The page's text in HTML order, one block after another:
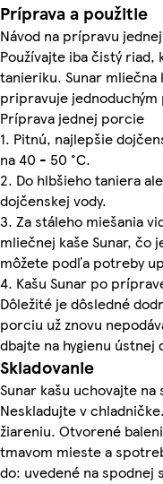
Príprava a použitie
Návod na prípravu
Používajte iba čistý
tanieriku. Sunar mliečna
pripravuje jednoduchým
Príprava jednej porcie
1. Pitnú, najlepšie
na 40 - 50 °C.
2. Do hlbšieho taniera
dojčenskej vody.
3. Za stáleho miešania
mliečnej kaše Sunar, čo
môžete podľa potreby
4. Kašu Sunar po
Dôležité je dôsledné
porciu už znovu
dbajte na hygienu ústnej
Skladovanie
Sunar kašu uchovajte
Neskladujte v
žiareniu. Otvorené
tmavom mieste a
do: uvedené na spodnej